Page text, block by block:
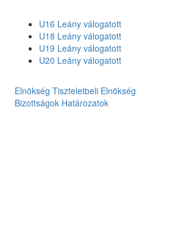
U16 Leány válogatott
U18 Leány válogatott
U19 Leány válogatott
U20 Leány válogatott
Elnökség Tiszteletbeli Elnökség
Bizottságok Határozatok